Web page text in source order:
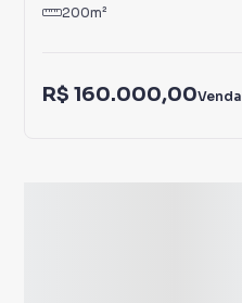
200m²
R$ 160.000,00Venda